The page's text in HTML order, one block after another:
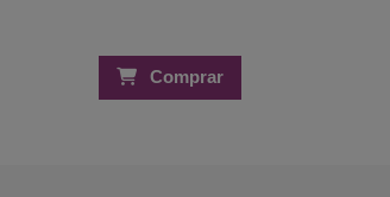
Comprar